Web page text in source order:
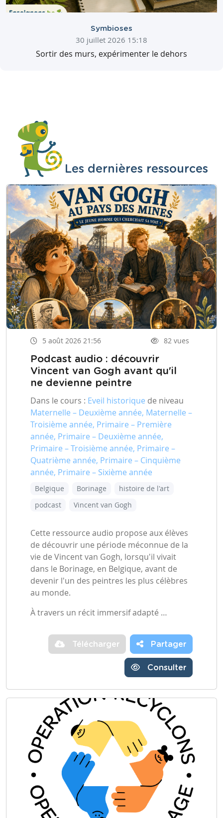
Symbioses
30 juillet 2026 15:18
Sortir des murs, expérimenter le dehors
Les dernières ressources
5 août 2026 21:56 82 vues
Podcast audio : découvrir
Vincent van Gogh avant qu'il
ne devienne peintre
Dans le cours : Eveil historique de niveau
Maternelle – Deuxième année, Maternelle –
Troisième année, Primaire – Première
année, Primaire – Deuxième année,
Primaire – Troisième année, Primaire –
Quatrième année, Primaire – Cinquième
année, Primaire – Sixième année
Belgique Borinage
histoire de l'art
podcast
Vincent van Gogh
Cette ressource audio propose aux élèves
de découvrir une période méconnue de la
vie de Vincent van Gogh, lorsqu'il vivait
dans le Borinage, en Belgique, avant de
devenir l'un des peintres les plus célèbres
au monde.
À travers un récit immersif adapté …
Télécharger Partager
Consulter